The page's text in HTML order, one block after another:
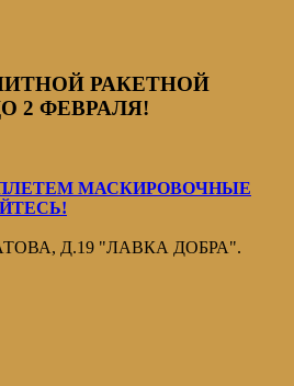
РАКЕТНОЙ
2 ФЕВРАЛЯ!
МАСКИРОВОЧНЫЕ
Д.19 "ЛАВКА ДОБРА".